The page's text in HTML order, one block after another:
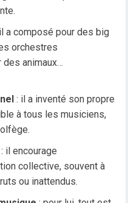
a composé pour des big
orchestres
des animaux…
: il a inventé son propre
à tous les musiciens,
: il encourage
collective, souvent à
ou inattendus.